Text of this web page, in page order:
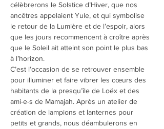
célèbrerons le Solstice d’Hiver, que nos
ancêtres appelaient Yule, et qui symbolise
le retour de la Lumière et de l’espoir, alors
que les jours recommencent à croître après
que le Soleil ait atteint son point le plus bas
à l’horizon.
C’est l’occasion de se retrouver ensemble
pour illuminer et faire vibrer les cœurs des
habitants de la presqu’île de Loëx et des
ami-e-s de Mamajah. Après un atelier de
création de lampions et lanternes pour
petits et grands, nous déambulerons en